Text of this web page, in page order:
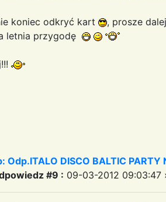
koniec odkryć kart
, prosze
letnia przygodę
Odp.ITALO DISCO BALTIC PARTY
#9 : 09-03-2012 09:03:47